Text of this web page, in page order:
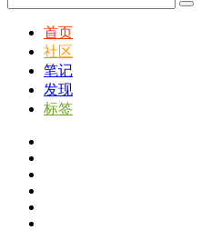
首页
社区
笔记
发现
标签